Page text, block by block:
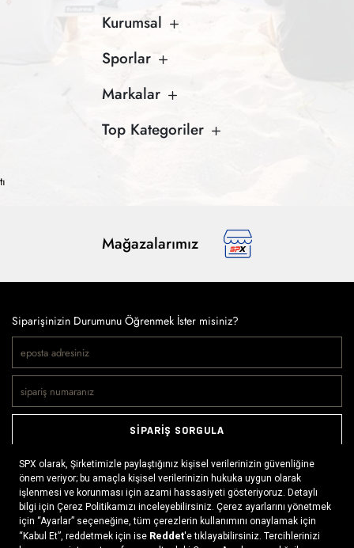
Kurumsal
Sporlar
Markalar
Top Kategoriler
Mağazalarımız
Siparişinizin Durumunu Öğrenmek İster misiniz?
SİPARİŞ SORGULA
Doğaya ve spora tutkuyla bağlı olanların markası SPX, çeşitli
kategorilerde sunduğu spor giyim ürünleri, outdoor ayakkabılar,
ekipman ve aksesuarlar ile, her yerde ve her koşulda doğayla
buluşmayı mümkün kılıyor. Daima aktif bir yaşam tarzını